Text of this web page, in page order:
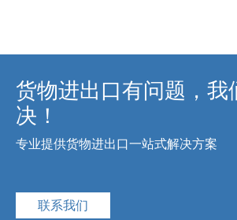
货物进出口有问题，我
决！
专业提供货物进出口一站式解决方案
联系我们